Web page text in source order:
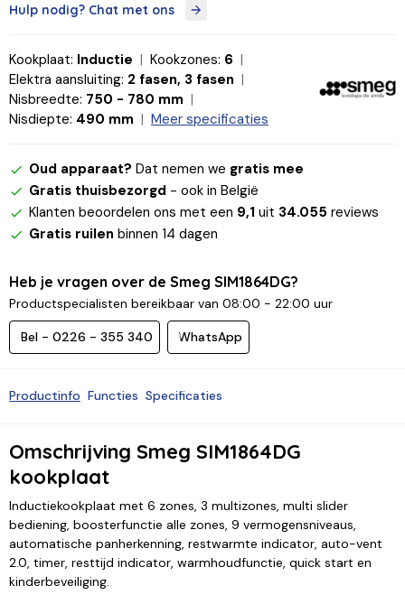
Hulp nodig? Chat met ons
Kookplaat: Inductie Kookzones: 6
Elektra aansluiting: 2 fasen, 3 fasen
Nisbreedte: 750 - 780 mm
Nisdiepte: 490 mm Meer specificaties
Oud apparaat? Dat nemen we gratis mee
Gratis thuisbezorgd - ook in België
Klanten beoordelen ons met een 9,1 uit 34.055 reviews
Gratis ruilen binnen 14 dagen
Heb je vragen over de Smeg SIM1864DG?
Productspecialisten bereikbaar van 08:00 - 22:00 uur
Bel - 0226 - 355 340 WhatsApp
Productinfo Functies Specificaties
Omschrijving Smeg SIM1864DG
kookplaat
Inductiekookplaat met 6 zones, 3 multizones, multi slider
bediening, boosterfunctie alle zones, 9 vermogensniveaus,
automatische panherkenning, restwarmte indicator, auto-vent
2.0, timer, resttijd indicator, warmhoudfunctie, quick start en
kinderbeveiliging.